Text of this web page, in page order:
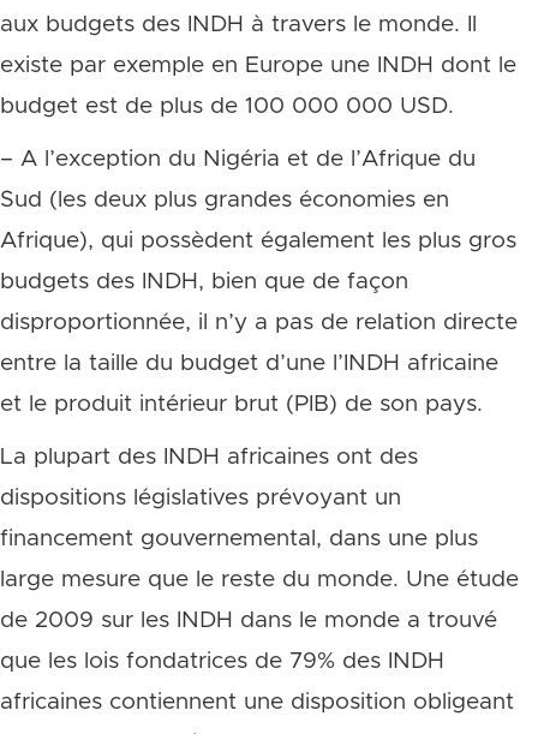
aux budgets des INDH à travers le monde. Il
existe par exemple en Europe une INDH dont le
budget est de plus de 100 000 000 USD.
– A l’exception du Nigéria et de l’Afrique du
Sud (les deux plus grandes économies en
Afrique), qui possèdent également les plus gros
budgets des INDH, bien que de façon
disproportionnée, il n’y a pas de relation directe
entre la taille du budget d’une l’INDH africaine
et le produit intérieur brut (PIB) de son pays.
La plupart des INDH africaines ont des
dispositions législatives prévoyant un
financement gouvernemental, dans une plus
large mesure que le reste du monde. Une étude
de 2009 sur les INDH dans le monde a trouvé
que les lois fondatrices de 79% des INDH
africaines contiennent une disposition obligeant